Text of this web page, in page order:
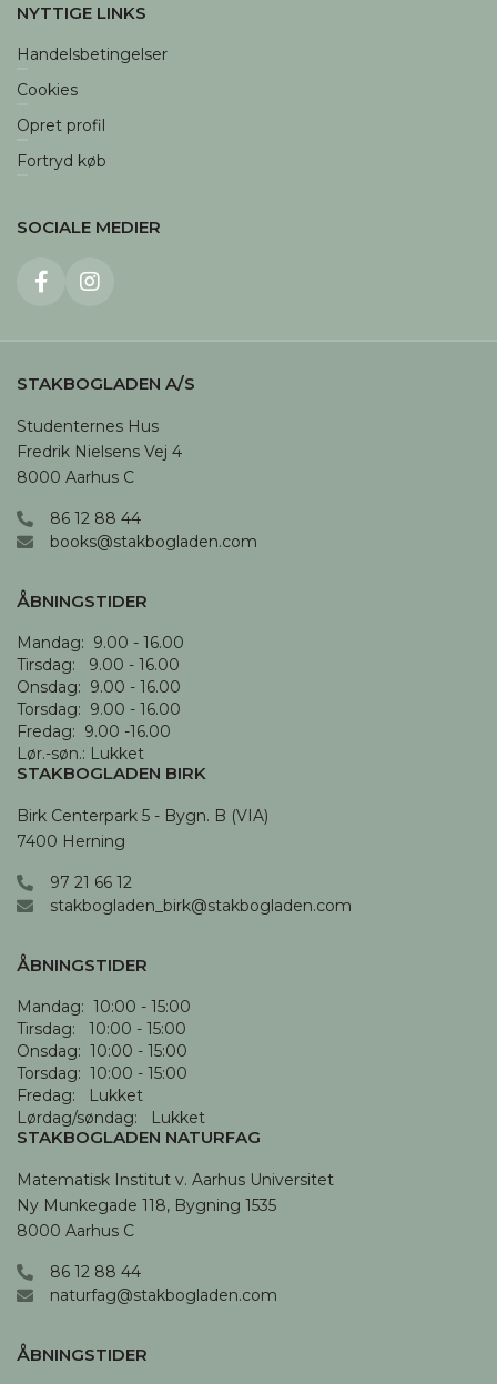
NYTTIGE LINKS
Handelsbetingelser
Cookies
Opret profil
Fortryd køb
SOCIALE MEDIER
STAKBOGLADEN A/S
Studenternes Hus
Fredrik Nielsens Vej 4
8000 Aarhus C
86 12 88 44
books@stakbogladen.com
ÅBNINGSTIDER
Mandag:  9.00 - 16.00
Tirsdag:   9.00 - 16.00
Onsdag:  9.00 - 16.00
Torsdag:  9.00 - 16.00
Fredag:  9.00 -16.00
Lør.-søn.: Lukket
STAKBOGLADEN BIRK
Birk Centerpark 5 - Bygn. B (VIA)
7400 Herning
97 21 66 12
stakbogladen_birk@stakbogladen.com
ÅBNINGSTIDER
Mandag:  10:00 - 15:00
Tirsdag:   10:00 - 15:00
Onsdag:  10:00 - 15:00
Torsdag:  10:00 - 15:00
Fredag:   Lukket
Lørdag/søndag:   Lukket
STAKBOGLADEN NATURFAG
Matematisk Institut v. Aarhus Universitet
Ny Munkegade 118, Bygning 1535
8000 Aarhus C
86 12 88 44
naturfag@stakbogladen.com
ÅBNINGSTIDER